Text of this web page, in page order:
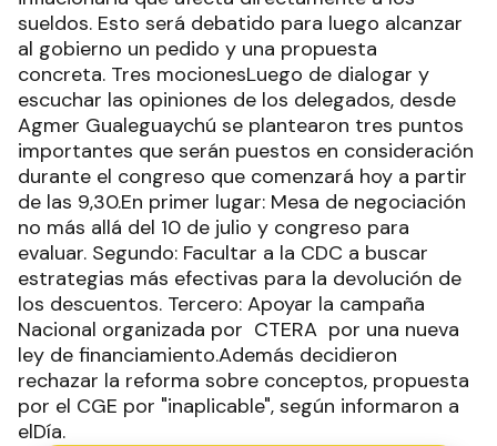
sueldos. Esto será debatido para luego alcanzar
al gobierno un pedido y una propuesta
concreta. Tres mocionesLuego de dialogar y
escuchar las opiniones de los delegados, desde
Agmer Gualeguaychú se plantearon tres puntos
importantes que serán puestos en consideración
durante el congreso que comenzará hoy a partir
de las 9,30.En primer lugar: Mesa de negociación
no más allá del 10 de julio y congreso para
evaluar. Segundo: Facultar a la CDC a buscar
estrategias más efectivas para la devolución de
los descuentos. Tercero: Apoyar la campaña
Nacional organizada por CTERA por una nueva
ley de financiamiento.Además decidieron
rechazar la reforma sobre conceptos, propuesta
por el CGE por "inaplicable", según informaron a
elDía.